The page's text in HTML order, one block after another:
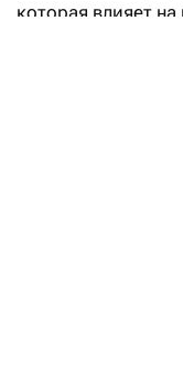
которая влияет